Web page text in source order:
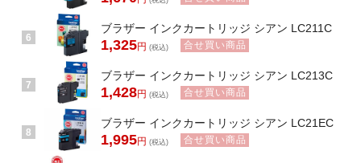
6
ブラザー インクカートリッジ シアン LC211C
1,325円 (税込) 合せ買い商品
7
ブラザー インクカートリッジ シアン LC213C
1,428円 (税込) 合せ買い商品
8
ブラザー インクカートリッジ シアン LC21EC
1,995円 (税込) 合せ買い商品